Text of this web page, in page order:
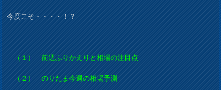
今度こそ・・・・！？
（１） 前週ふりかえりと相場の注目点
（２） のりたま今週の相場予測